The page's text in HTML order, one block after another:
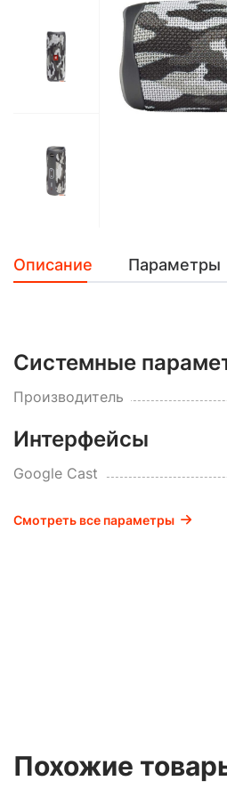
Описание Параметры
Системные
Производитель
Интерфейсы
Google Cast
Смотреть все параметры
Похожие